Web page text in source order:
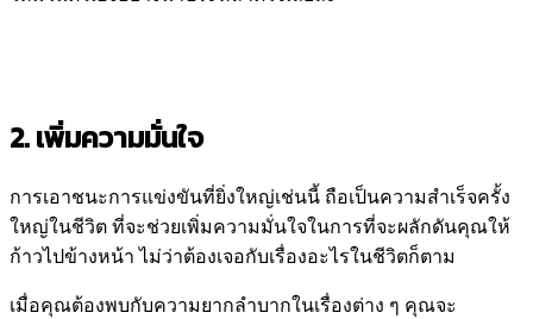
2. เพิ่มความมั่นใจ
การเอาชนะการแข่งขันที่ยิ่งใหญ่เช่นนี้ ถือเป็นความสำเร็จครั้ง
ใหญ่ในชีวิต ที่จะช่วยเพิ่มความมั่นใจในการที่จะผลักดันคุณให้
ก้าวไปข้างหน้า ไม่ว่าต้องเจอกับเรื่องอะไรในชีวิตก็ตาม
เมื่อคุณต้องพบกับความยากลำบากในเรื่องต่าง ๆ คุณจะ